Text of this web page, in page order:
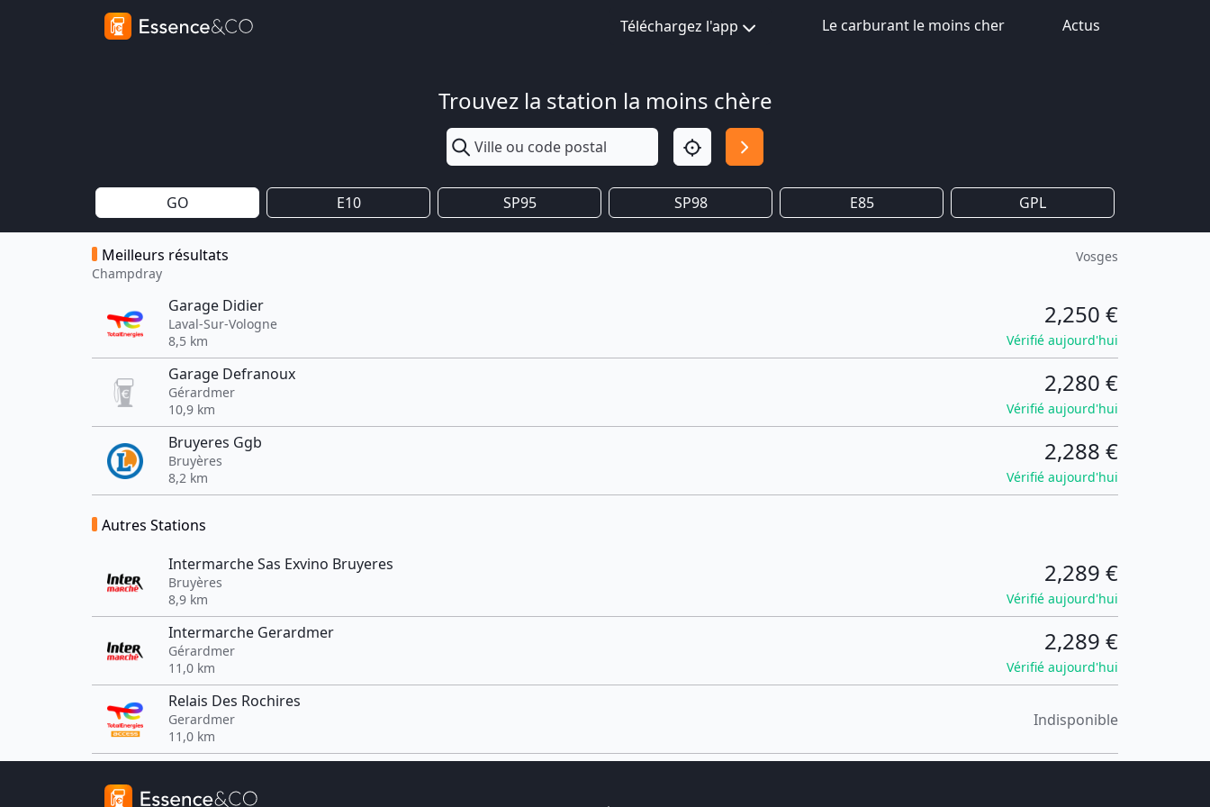
Téléchargez l'app Le carburant le moins cher Actus
Trouvez la station la moins chère
GO E10 SP95 SP98 E85 GPL
Meilleurs résultats
Champdray
Vosges
Garage Didier
Laval-Sur-Vologne
8,5 km
2,250 €
Vérifié aujourd'hui
Garage Defranoux
Gérardmer
10,9 km
2,280 €
Vérifié aujourd'hui
Bruyeres Ggb
Bruyères
8,2 km
2,288 €
Vérifié aujourd'hui
Autres Stations
Intermarche Sas Exvino Bruyeres
Bruyères
8,9 km
2,289 €
Vérifié aujourd'hui
Intermarche Gerardmer
Gérardmer
11,0 km
2,289 €
Vérifié aujourd'hui
Relais Des Rochires
Gerardmer
11,0 km
Indisponible